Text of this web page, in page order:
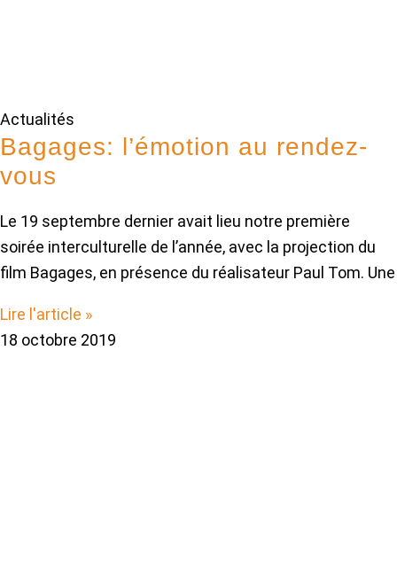
Actualités
Bagages: l’émotion au rendez-
vous
Le 19 septembre dernier avait lieu notre première
soirée interculturelle de l’année, avec la projection du
film Bagages, en présence du réalisateur Paul Tom. Une
Lire l'article »
18 octobre 2019